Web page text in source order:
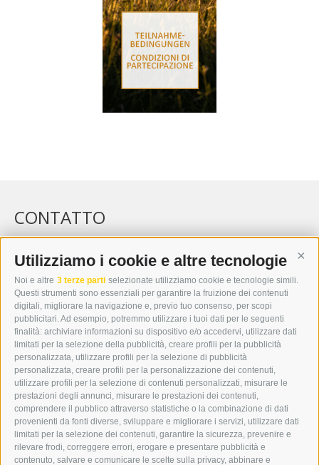
Utilizziamo i cookie e altre tecnologie
Noi e altre 3 terze parti selezionate utilizziamo cookie e tecnologie simili.
Questi strumenti sono essenziali per garantire la fruizione dei contenuti
digitali, migliorare la navigazione e, previo tuo consenso, per scopi
pubblicitari. Ad esempio, potremmo utilizzare i tuoi dati per le seguenti
finalità: archiviare informazioni su dispositivo e/o accedervi, utilizzare dati
limitati per la selezione della pubblicità, creare profili per la pubblicità
personalizzata, utilizzare profili per la selezione di pubblicità
personalizzata, creare profili per la personalizzazione dei contenuti,
utilizzare profili per la selezione di contenuti personalizzati, misurare le
prestazioni degli annunci, misurare le prestazioni dei contenuti,
comprendere il pubblico attraverso statistiche o la combinazione di dati
provenienti da fonti diverse, sviluppare e migliorare i servizi, utilizzare dati
limitati per la selezione dei contenuti, garantire la sicurezza, prevenire e
rilevare frodi, correggere errori, erogare e presentare pubblicità e
contenuto, salvare e comunicare le scelte sulla privacy, abbinare e
CONTATTO
WIPP-MEDIA GMBH
DER ERKER
I-39049 VIPITENO
TEL.: +39 0472 766876
GRAFIK@DERERKER.IT
INFO@DERERKER.IT
BARBARA.FONTANA@DERERKER.IT
ERKER
PUBBLICITÀ NELL’ERKER
PUBBLICITÀ ONLINE
ADDEBITO DIRETTO SEPA
REGOLAMENTO COMMENTI